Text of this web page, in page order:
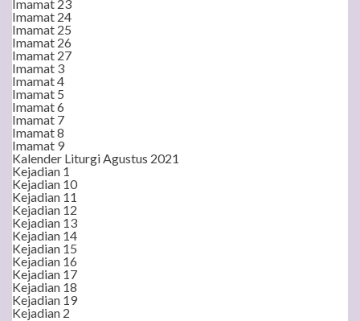
Imamat 23
Imamat 24
Imamat 25
Imamat 26
Imamat 27
Imamat 3
Imamat 4
Imamat 5
Imamat 6
Imamat 7
Imamat 8
Imamat 9
Kalender Liturgi Agustus 2021
Kejadian 1
Kejadian 10
Kejadian 11
Kejadian 12
Kejadian 13
Kejadian 14
Kejadian 15
Kejadian 16
Kejadian 17
Kejadian 18
Kejadian 19
Kejadian 2